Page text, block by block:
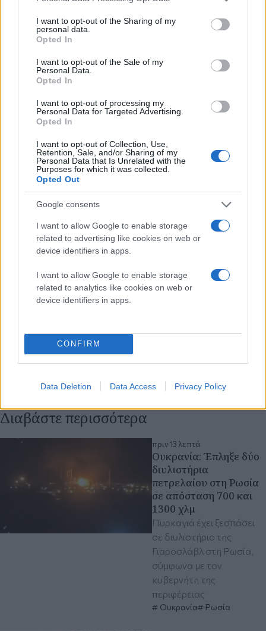
not limited to your visit or usage behaviour. You may click to
grant or deny consent to Google and its third-party tags to
use your data for below specified purposes in below Google
consent section.
I want to opt-out of the Sharing of my
personal data.
Opted In
I want to opt-out of the Sale of my
Personal Data.
Opted In
I want to opt-out of processing my
Personal Data for Targeted Advertising.
Opted In
I want to opt-out of Collection, Use,
Retention, Sale, and/or Sharing of my
Personal Data that Is Unrelated with the
Purposes for which it was collected.
Opted Out
Google consents
I want to allow Google to enable storage
related to advertising like cookies on web or
device identifiers in apps.
I want to allow Google to enable storage
related to analytics like cookies on web or
device identifiers in apps.
CONFIRM
Data Deletion Data Access Privacy Policy
Διαβάστε περισσότερα
πριν 13 λεπτά
Ουκρανία: Έπληξε δύο
διυλιστήρια
πετρελαίου στη Ρωσία
σε απόσταση 700 και
1300 χλμ
Πυρκαγιά έχει ξεσπάσει
σε διυλιστήριο της
Γιαροσλάβλ στη Ρωσία,
σύμφωνα με τον
κυβερνήτη της
περιφέρειας
Ουκρανία Ρωσία